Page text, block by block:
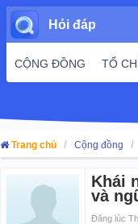
Hỏi đáp
CỘNG ĐỒNG TỔ
Trang chủ Cộng đồng
Khái
và
Đăng lúc